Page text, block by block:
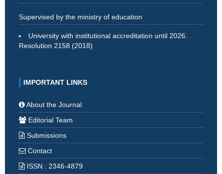
Supervised by the ministry of education
University with institutional accreditation until 2026.
Resolution 2158 (2018)
IMPORTANT LINKS
About the Journal
Editorial Team
Submissions
Contact
ISSN : 2346-4879